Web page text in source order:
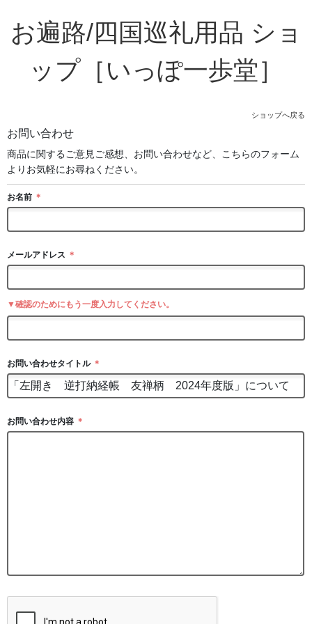
お遍路/四国巡礼用品 ショ
ップ［いっぽ一歩堂］
ショップへ戻る
お問い合わせ
商品に関するご意見ご感想、お問い合わせなど、こちらのフォーム
よりお気軽にお尋ねください。
お名前 ＊
メールアドレス ＊
▼確認のためにもう一度入力してください。
お問い合わせタイトル ＊
お問い合わせ内容 ＊